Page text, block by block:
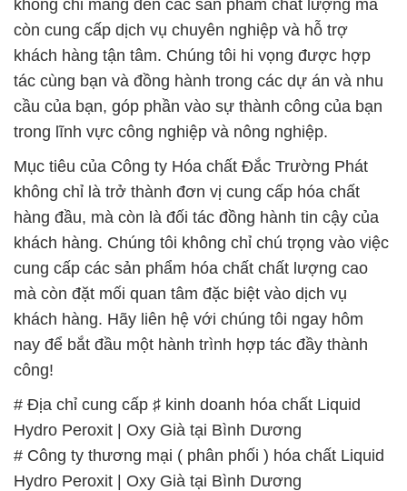
không chỉ mang đến các sản phẩm chất lượng mà
còn cung cấp dịch vụ chuyên nghiệp và hỗ trợ
khách hàng tận tâm. Chúng tôi hi vọng được hợp
tác cùng bạn và đồng hành trong các dự án và nhu
cầu của bạn, góp phần vào sự thành công của bạn
trong lĩnh vực công nghiệp và nông nghiệp.
Mục tiêu của Công ty Hóa chất Đắc Trường Phát
không chỉ là trở thành đơn vị cung cấp hóa chất
hàng đầu, mà còn là đối tác đồng hành tin cậy của
khách hàng. Chúng tôi không chỉ chú trọng vào việc
cung cấp các sản phẩm hóa chất chất lượng cao
mà còn đặt mối quan tâm đặc biệt vào dịch vụ
khách hàng. Hãy liên hệ với chúng tôi ngay hôm
nay để bắt đầu một hành trình hợp tác đầy thành
công!
# Địa chỉ cung cấp ♯ kinh doanh hóa chất Liquid
Hydro Peroxit | Oxy Già tại Bình Dương
# Công ty thương mại ( phân phối ) hóa chất Liquid
Hydro Peroxit | Oxy Già tại Bình Dương